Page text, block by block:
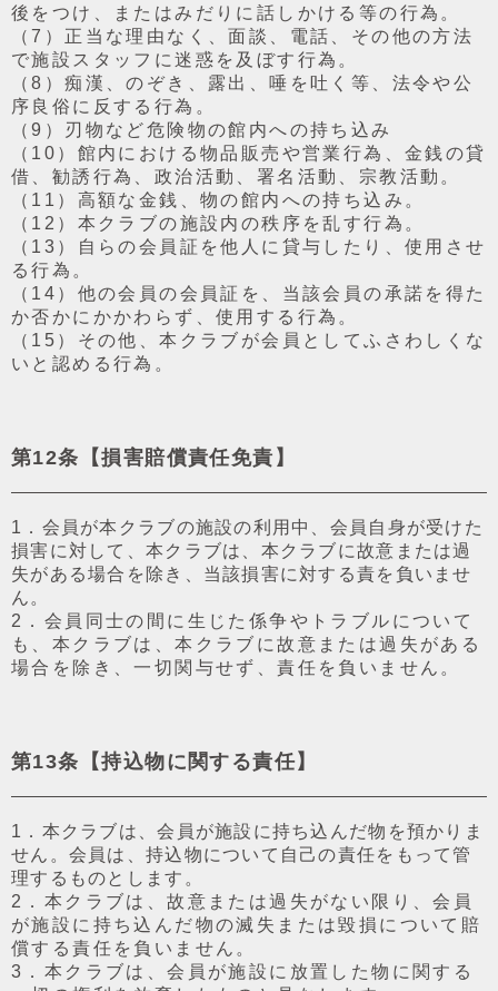
後をつけ、またはみだりに話しかける等の⾏為。
（7）正当な理由なく、⾯談、電話、その他の⽅法
で施設スタッフに迷惑を及ぼす⾏為。
（8）痴漢、のぞき、露出、唾を吐く等、法令や公
序良俗に反する⾏為。
（9）刃物など危険物の館内への持ち込み
（10）館内における物品販売や営業⾏為、⾦銭の貸
借、勧誘⾏為、政治活動、署名活動、宗教活動。
（11）⾼額な⾦銭、物の館内への持ち込み。
（12）本クラブの施設内の秩序を乱す⾏為。
（13）⾃らの会員証を他⼈に貸与したり、使⽤させ
る⾏為。
（14）他の会員の会員証を、当該会員の承諾を得た
か否かにかかわらず、使⽤する⾏為。
（15）その他、本クラブが会員としてふさわしくな
いと認める⾏為。
第12条【損害賠償責任免責】
1．会員が本クラブの施設の利⽤中、会員⾃⾝が受けた
損害に対して、本クラブは、本クラブに故意または過
失がある場合を除き、当該損害に対する責を負いませ
ん。
2．会員同⼠の間に⽣じた係争やトラブルについて
も、本クラブは、本クラブに故意または過失がある
場合を除き、⼀切関与せず、責任を負いません。
第13条【持込物に関する責任】
1．本クラブは、会員が施設に持ち込んだ物を預かりま
せん。会員は、持込物について⾃⼰の責任をもって管
理するものとします。
2．本クラブは、故意または過失がない限り、会員
が施設に持ち込んだ物の滅失または毀損について賠
償する責任を負いません。
3．本クラブは、会員が施設に放置した物に関する